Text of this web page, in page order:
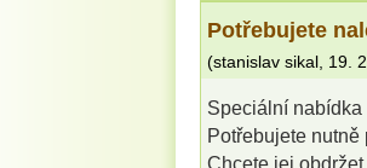
Potřebujete
(stanislav sikal 19.
Speciální
Potřebujete
Chcete jej